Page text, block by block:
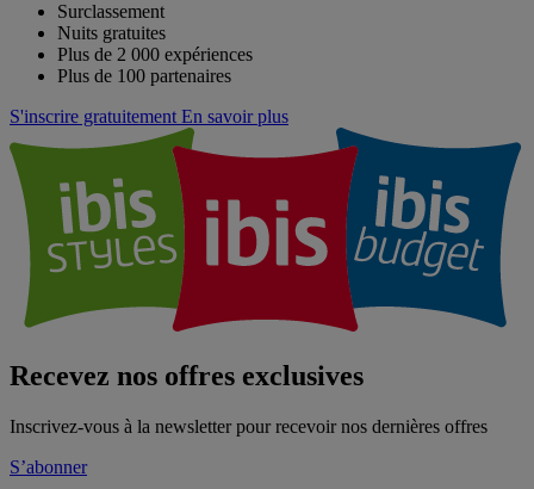
Surclassement
Nuits gratuites
Plus de 2 000 expériences
Plus de 100 partenaires
S'inscrire gratuitement En savoir plus
Recevez nos offres exclusives
Inscrivez-vous à la newsletter pour recevoir nos dernières offres
S’abonner